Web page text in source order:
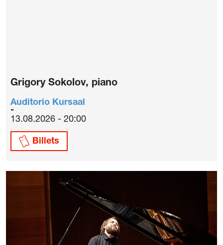
Grigory Sokolov, piano
Auditorio Kursaal
13.08.2026 - 20:00
Billets